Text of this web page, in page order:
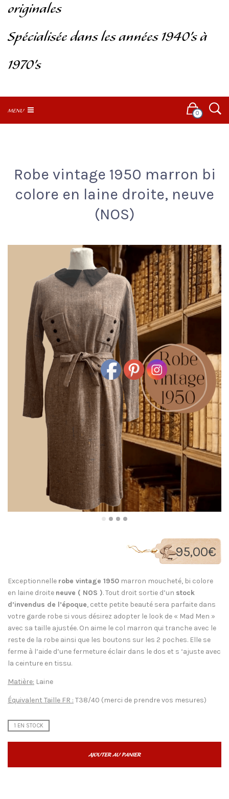
originales
Spécialisée dans les années 1940’s à
1970’s
MENU 0
Robe vintage 1950 marron bi
colore en laine droite, neuve
(NOS)
95,00€
Exceptionnelle robe vintage 1950 marron moucheté, bi colore
en laine droite neuve ( NOS ). Tout droit sortie d’un stock
d’invendus de l’époque, cette petite beauté sera parfaite dans
votre garde robe si vous désirez adopter le look de « Mad Men »
avec sa taille ajustée. On aime le col marron qui tranche avec le
reste de la robe ainsi que les boutons sur les 2 poches. Elle se
ferme à l’aide d’une fermeture éclair dans le dos et s ‘ajuste avec
la ceinture en tissu.
Matière: Laine
Équivalent Taille FR : T38/40 (merci de prendre vos mesures)
1 EN STOCK
AJOUTER AU PANIER